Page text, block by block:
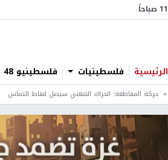
الرئيسية فلسطينيات فلسطينيو 48
حركة المقاطعة: الحراك الشعبي سيصل لنقاط التماس